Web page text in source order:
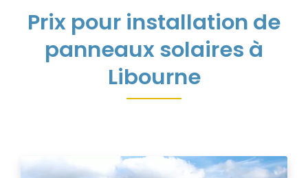
Prix pour installation de
panneaux solaires à
Libourne